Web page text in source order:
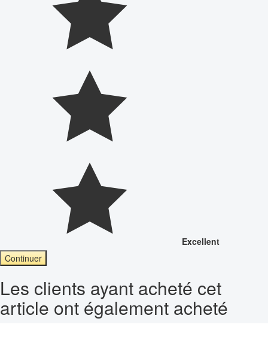
Excellent
Continuer
Les clients ayant acheté cet
article ont également acheté